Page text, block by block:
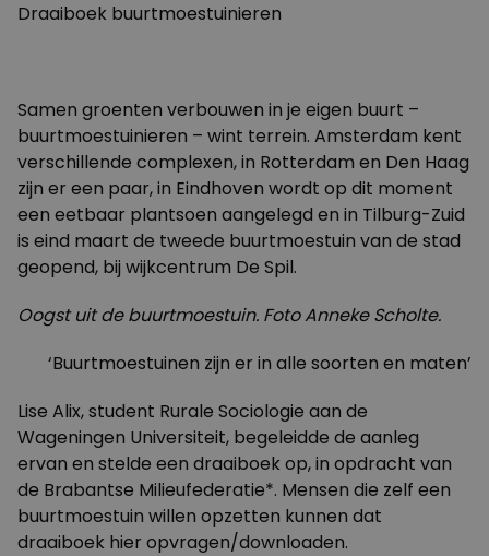
Draaiboek buurtmoestuinieren
Samen groenten verbouwen in je eigen buurt –
buurtmoestuinieren – wint terrein. Amsterdam kent
verschillende complexen, in Rotterdam en Den Haag
zijn er een paar, in Eindhoven wordt op dit moment
een eetbaar plantsoen aangelegd en in Tilburg-Zuid
is eind maart de tweede buurtmoestuin van de stad
geopend, bij wijkcentrum De Spil.
Oogst uit de buurtmoestuin. Foto Anneke Scholte.
‘Buurtmoestuinen zijn er in alle soorten en maten’
Lise Alix, student Rurale Sociologie aan de
Wageningen Universiteit, begeleidde de aanleg
ervan en stelde een draaiboek op, in opdracht van
de Brabantse Milieufederatie*. Mensen die zelf een
buurtmoestuin willen opzetten kunnen dat
draaiboek hier opvragen/downloaden.